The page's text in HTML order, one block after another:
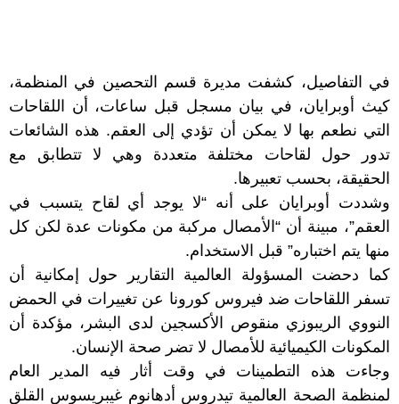
في التفاصيل، كشفت مديرة قسم التحصين في المنظمة،
كيث أوبرايان، في بيان مسجل قبل ساعات، أن اللقاحات
التي نطعم بها لا يمكن أن تؤدي إلى العقم. هذه الشائعات
تدور حول لقاحات مختلفة متعددة وهي لا تتطابق مع
الحقيقة، بحسب تعبيرها.
وشددت أوبرايان على أنه “لا يوجد أي لقاح يتسبب في
العقم”، مبينة أن “الأمصال مركبة من مكونات عدة لكن كل
منها يتم اختباره” قبل الاستخدام.
كما دحضت المسؤولة العالمية التقارير حول إمكانية أن
تسفر اللقاحات ضد فيروس كورونا عن تغييرات في الحمض
النووي الريبوزي منقوص الأكسجين لدى البشر، مؤكدة أن
المكونات الكيميائية للأمصال لا تضر صحة الإنسان.
وجاءت هذه التطمينات في وقت أثار فيه المدير العام
لمنظمة الصحة العالمية تيدروس أدهانوم غيبريسوس القلق